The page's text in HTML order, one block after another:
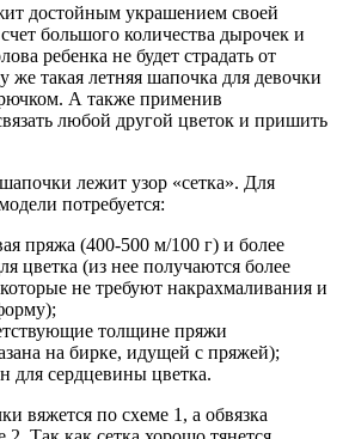
достойным украшением своей
большого количества дырочек и
ребенка не будет страдать от
такая летняя шапочка для девочки
А также применив
любой другой цветок и пришить
лежит узор «сетка». Для
потребуется:
пряжа (400-500 м/100 г) и более
цветка (из нее получаются более
не требуют накрахмаливания и
толщине пряжи
на бирке, идущей с пряжей);
для сердцевины цветка.
вяжется по схеме 1, а обвязка